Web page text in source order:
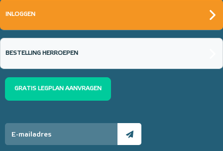
INLOGGEN
BESTELLING HERROEPEN
GRATIS LEGPLAN AANVRAGEN